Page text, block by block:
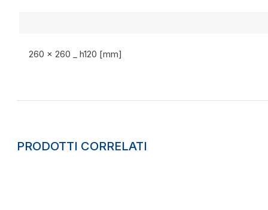
260 x 260 _ h120 [mm]
PRODOTTI CORRELATI